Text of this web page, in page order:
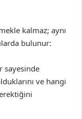
kalmaz; aynı
bulunur:
sayesinde
ve hangi